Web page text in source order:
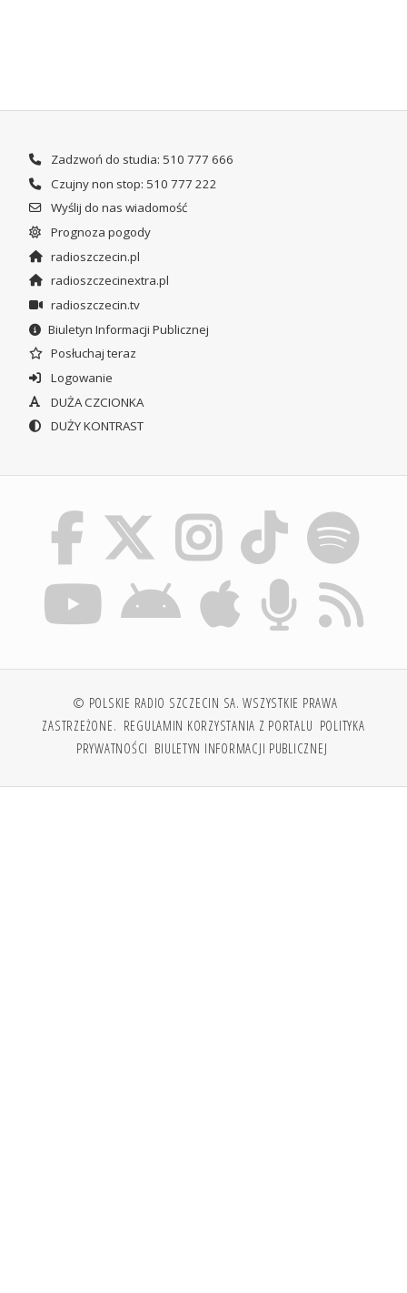
Zadzwoń do studia: 510 777 666
Czujny non stop: 510 777 222
Wyślij do nas wiadomość
Prognoza pogody
radioszczecin.pl
radioszczecinextra.pl
radioszczecin.tv
Biuletyn Informacji Publicznej
Posłuchaj teraz
Logowanie
DUŻA CZCIONKA
DUŻY KONTRAST
© POLSKIE RADIO SZCZECIN SA. WSZYSTKIE PRAWA
ZASTRZEŻONE. REGULAMIN KORZYSTANIA Z PORTALU POLITYKA
PRYWATNOŚCI BIULETYN INFORMACJI PUBLICZNEJ